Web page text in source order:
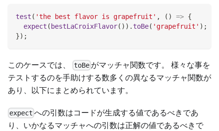
test ( 'the best flavor is grapefruit' , ( ) => {
expect (bestLaCroixFlavor( ) ) . toBe( 'grapefruit' ) ;
}) ;
このケースでは、 toBe がマッチャ関数です。 様々な事を
テストするのを手助けする数多くの異なるマッチャ関数が
あり、以下にまとめられています。
expect への引数はコードが生成する値であるべきであ
り、いかなるマッチャへの引数は正解の値であるべきで